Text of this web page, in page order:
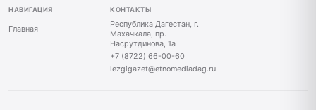
НАВИГАЦИЯ
Главная
КОНТАКТЫ
Республика Дагестан, г.
Махачкала, пр.
Насрутдинова, 1а
+7 (8722) 66-00-60
lezgigazet@etnomediadag.ru